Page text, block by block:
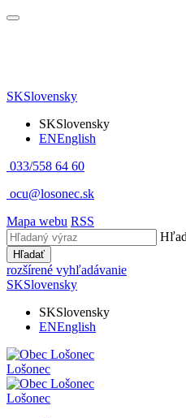
SKSlovensky
SKSlovensky
ENEnglish
033/558 64 60
ocu@losonec.sk
Mapa webu RSS
Hľadať
rozšírené vyhľadávanie
SKSlovensky
SKSlovensky
ENEnglish
Lošonec
Lošonec